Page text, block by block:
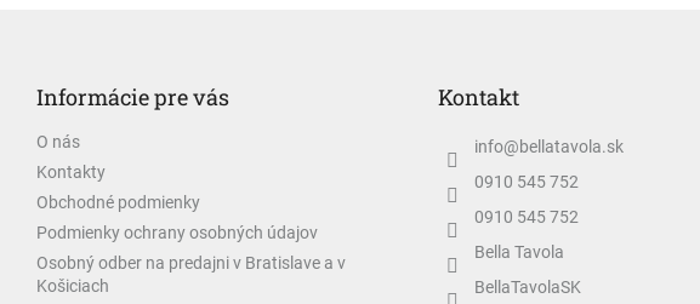
Informácie pre vás
O nás
Kontakty
Obchodné podmienky
Podmienky ochrany osobných údajov
Osobný odber na predajni v Bratislave a v
Košiciach
Kontakt
info@bellatavola.sk
0910 545 752
0910 545 752
Bella Tavola
BellaTavolaSK